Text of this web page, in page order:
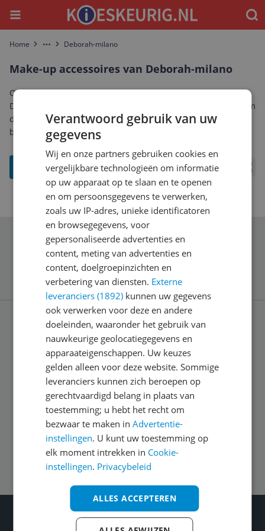
Menu
Home More Deborah-milano
Make-up accessoires van Deborah-milano
Ontdek het complete aanbod make-up accessoires van
Deborah-milano. Vergelijk prijzen, specificaties en reviews om
de beste Deborah-milano make-up accessoires te vinden die
bij jou past.
Schrijf je in voor onze nieuwsbrief
Algemeen
Zakelijk
Volg ons op
Wat je ook kiest: Blijf kieskeurig
Verantwoord gebruik van uw
gegevens
Wij en onze partners gebruiken cookies en
vergelijkbare technologieën om informatie
op uw apparaat op te slaan en te openen
en om persoonsgegevens te verwerken,
zoals uw IP-adres, unieke identificatoren
en browsegegevens, voor
gepersonaliseerde advertenties en
content, meting van advertenties en
content, doelgroepinzichten en
verbetering van diensten. Externe
leveranciers (1892) kunnen uw gegevens
ook verwerken voor deze en andere
doeleinden, waaronder het gebruik van
nauwkeurige geolocatiegegevens en
apparaateigenschappen. Uw keuzes
gelden alleen voor deze website. Sommige
leveranciers kunnen zich beroepen op
gerechtvaardigd belang in plaats van
toestemming; u hebt het recht om
bezwaar te maken inAdvertentie-
instellingen. U kunt uw toestemming op
elk moment intrekken in Cookie-
instellingen. Privacybeleid
ALLES ACCEPTEREN